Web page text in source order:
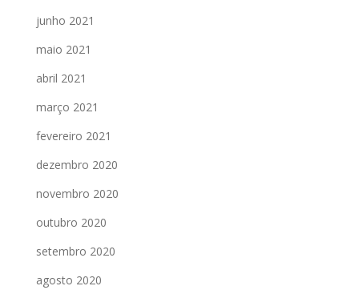
junho 2021
maio 2021
abril 2021
março 2021
fevereiro 2021
dezembro 2020
novembro 2020
outubro 2020
setembro 2020
agosto 2020